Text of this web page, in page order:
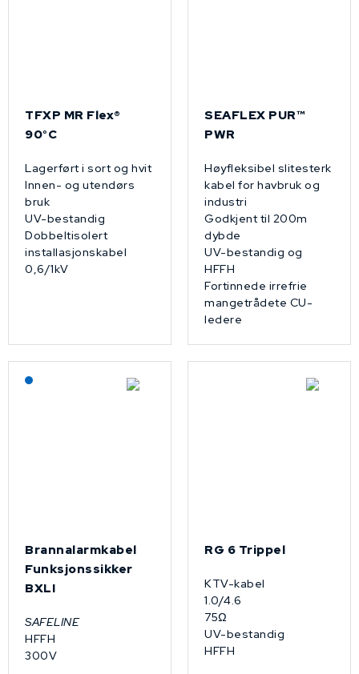
TFXP MR Flex®
90°C
Lagerført i sort og hvit
Innen- og utendørs
bruk
UV-bestandig
Dobbeltisolert
installasjonskabel
0,6/1kV
SEAFLEX PUR™
PWR
Høyfleksibel slitesterk
kabel for havbruk og
industri
Godkjent til 200m
dybde
UV-bestandig og
HFFH
Fortinnede irrefrie
mangetrådete CU-
ledere
Lagerført: NEK Kabel
Brannalarmkabel
Funksjonssikker
BXLI
SAFELINE
HFFH
300V
RG 6 Trippel
KTV-kabel
1.0/4.6
75Ω
UV-bestandig
HFFH